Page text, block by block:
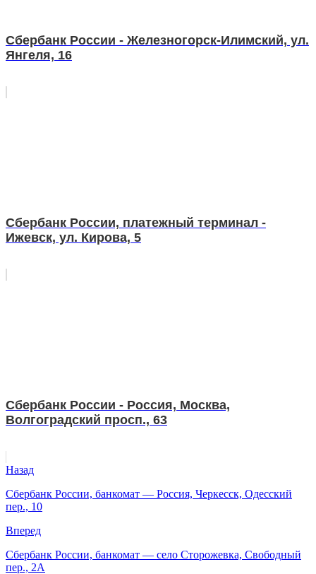
Сбербанк России - Железногорск-Илимский, ул.
Янгеля, 16
Сбербанк России, платежный терминал -
Ижевск, ул. Кирова, 5
Сбербанк России - Россия, Москва,
Волгоградский просп., 63
Назад
Сбербанк России, банкомат — Россия, Черкесск, Одесский
пер., 10
Вперед
Сбербанк России, банкомат — село Сторожевка, Свободный
пер., 2А